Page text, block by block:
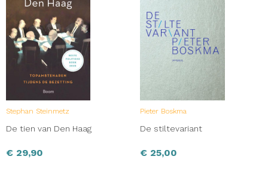
Stephan Steinmetz
De tien van Den Haag
€ 29,90
Pieter Boskma
De stiltevariant
€ 25,00